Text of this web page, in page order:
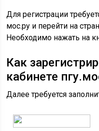
Для регистрации
мос.ру и перейти на
Необходимо нажать на
Как
кабинете
Далее требуется